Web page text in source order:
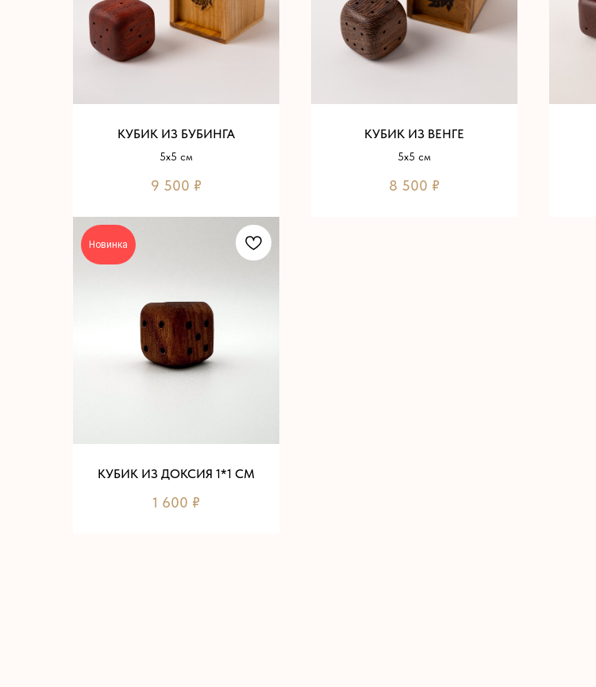
КУБИК ИЗ БУБИНГА
5х5 см
9 500 ₽
КУБИК ИЗ ВЕНГЕ
5х5 см
8 500 ₽
Новинка
КУБИК ИЗ ДОКСИЯ 1*1 СМ
1 600 ₽